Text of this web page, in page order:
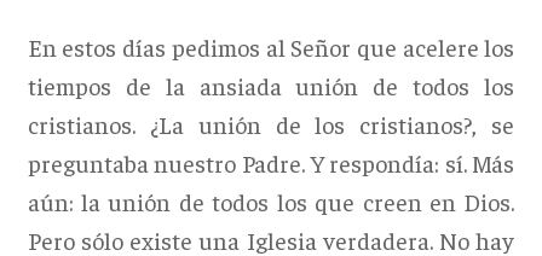
En estos días pedimos al Señor que acelere los
tiempos de la ansiada unión de todos los
cristianos. ¿La unión de los cristianos?, se
preguntaba nuestro Padre. Y respondía: sí. Más
aún: la unión de todos los que creen en Dios.
Pero sólo existe una Iglesia verdadera. No hay